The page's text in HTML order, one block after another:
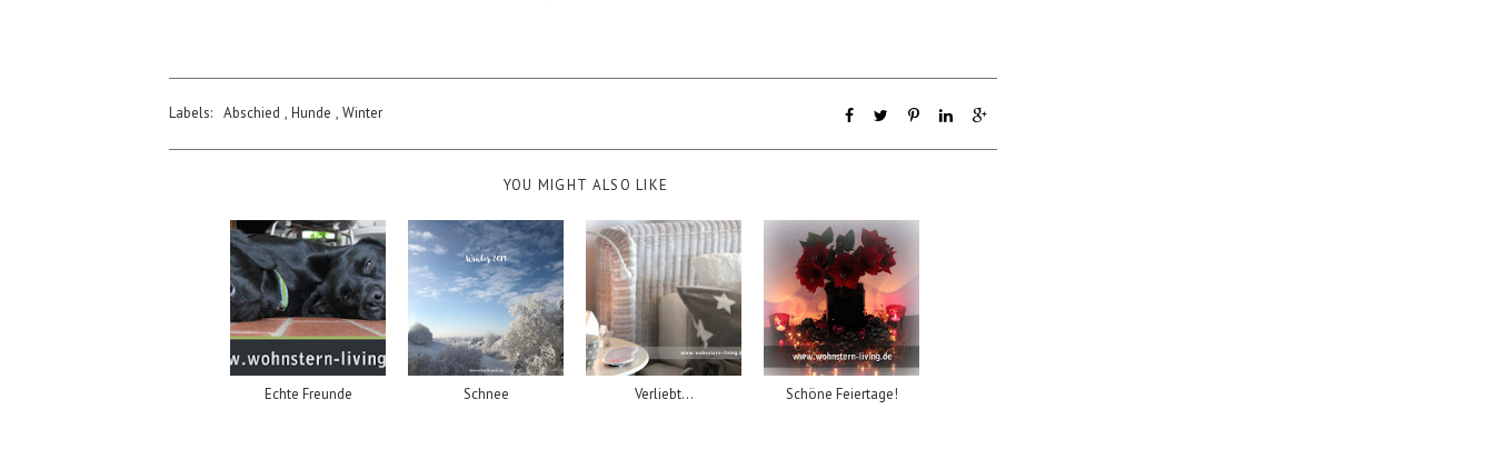
Labels: Abschied , Hunde , Winter
YOU MIGHT ALSO LIKE
Echte Freunde Schnee Verliebt... Schöne Feiertage!